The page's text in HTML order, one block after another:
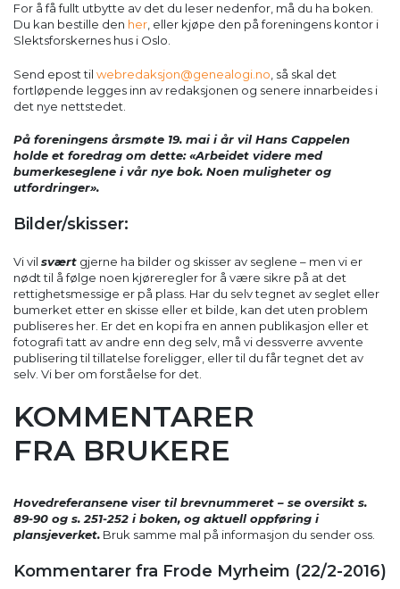
For å få fullt utbytte av det du leser nedenfor, må du ha boken.
Du kan bestille den her, eller kjøpe den på foreningens kontor i
Slektsforskernes hus i Oslo.
Send epost til webredaksjon@genealogi.no , så skal det
fortløpende legges inn av redaksjonen og senere innarbeides i
det nye nettstedet.
På foreningens årsmøte 19. mai i år vil Hans Cappelen
holde et foredrag om dette: «Arbeidet videre med
bumerkeseglene i vår nye bok. Noen muligheter og
utfordringer».
Bilder/skisser:
Vi vil svært gjerne ha bilder og skisser av seglene – men vi er
nødt til å følge noen kjøreregler for å være sikre på at det
rettighetsmessige er på plass. Har du selv tegnet av seglet eller
bumerket etter en skisse eller et bilde, kan det uten problem
publiseres her. Er det en kopi fra en annen publikasjon eller et
fotografi tatt av andre enn deg selv, må vi dessverre avvente
publisering til tillatelse foreligger, eller til du får tegnet det av
selv. Vi ber om forståelse for det.
KOMMENTARER
FRA BRUKERE
Hovedreferansene viser til brevnummeret – se oversikt s.
89-90 og s. 251-252 i boken, og aktuell oppføring i
plansjeverket. Bruk samme mal på informasjon du sender oss.
Kommentarer fra Frode Myrheim (22/2-2016)